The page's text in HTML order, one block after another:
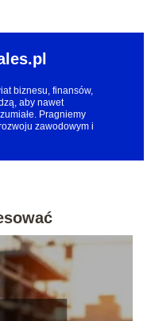
biznesu, finansów,
aby nawet
Pragniemy
zawodowym i